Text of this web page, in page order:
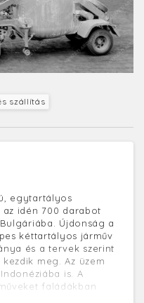
szállítás
egytartályos
idén 700 darabot
Újdonság a
kéttartályos járműv
és a tervek szerint
meg. Az üzem
is. A
faládákban